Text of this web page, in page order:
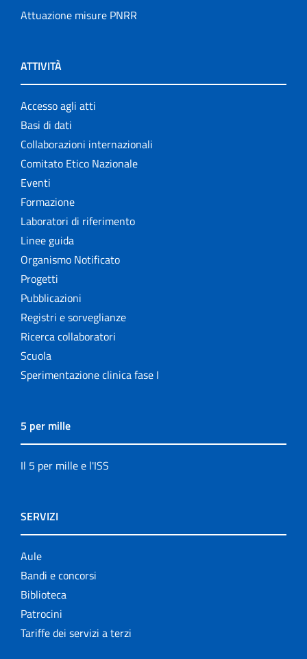
Attuazione misure PNRR
ATTIVITÀ
Accesso agli atti
Basi di dati
Collaborazioni internazionali
Comitato Etico Nazionale
Eventi
Formazione
Laboratori di riferimento
Linee guida
Organismo Notificato
Progetti
Pubblicazioni
Registri e sorveglianze
Ricerca collaboratori
Scuola
Sperimentazione clinica fase I
5 per mille
Il 5 per mille e l'ISS
SERVIZI
Aule
Bandi e concorsi
Biblioteca
Patrocini
Tariffe dei servizi a terzi